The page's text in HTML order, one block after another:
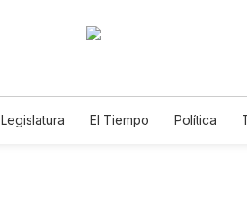
Legislatura El Tiempo Política